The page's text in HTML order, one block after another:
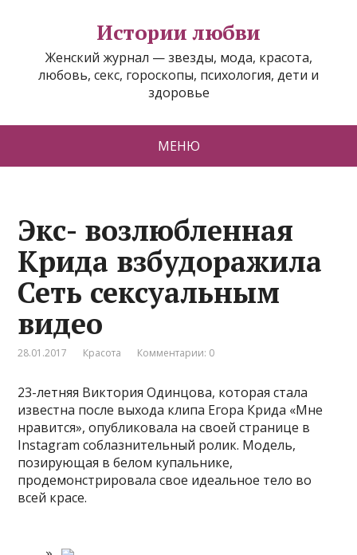
Истории любви
Женский журнал — звезды, мода, красота,
любовь, секс, гороскопы, психология, дети и
здоровье
МЕНЮ
Экс- возлюбленная
Крида взбудоражила
Сеть сексуальным
видео
28.01.2017 Красота Комментарии: 0
23-летняя Виктория Одинцова, которая стала
известна после выхода клипа Егора Крида «Мне
нравится», опубликовала на своей странице в
Instagram соблазнительный ролик. Модель,
позирующая в белом купальнике,
продемонстрировала свое идеальное тело во
всей красе.